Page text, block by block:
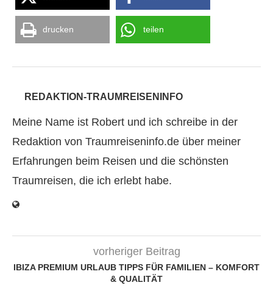
drucken teilen
REDAKTION-TRAUMREISENINFO
Meine Name ist Robert und ich schreibe in der
Redaktion von Traumreiseninfo.de über meiner
Erfahrungen beim Reisen und die schönsten
Traumreisen, die ich erlebt habe.
vorheriger Beitrag
IBIZA PREMIUM URLAUB TIPPS FÜR FAMILIEN – KOMFORT
& QUALITÄT